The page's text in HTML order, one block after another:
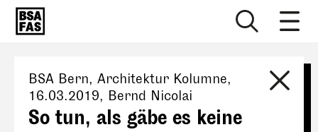
BSA Bern, Architektur Kolumne,
16.03.2019, Bernd Nicolai
So tun, als gäbe es keine